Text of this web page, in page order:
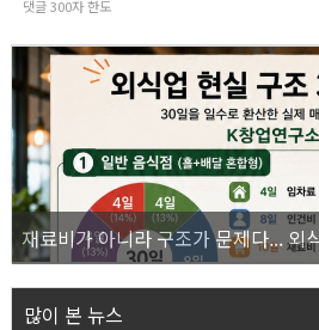
댓글300자 한도
많이 본 뉴스